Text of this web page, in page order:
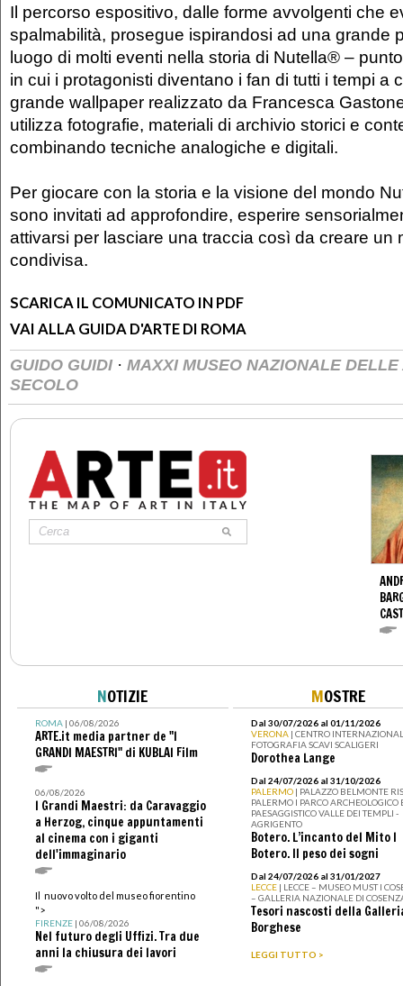
Il percorso espositivo, dalle forme avvolgenti che
spalmabilità, prosegue ispirandosi ad una grande
luogo di molti eventi nella storia di Nutella® –
in cui i protagonisti diventano i fan di tutti i tempi a
grande wallpaper realizzato da Francesca
utilizza fotografie, materiali di archivio storici e
combinando tecniche analogiche e digitali.
Per giocare con la storia e la visione del mondo
sono invitati ad approfondire, esperire
attivarsi per lasciare una traccia così da creare un
condivisa.
SCARICA IL COMUNICATO IN PDF
VAI ALLA GUIDA D'ARTE DI ROMA
GUIDO GUIDI · MAXXI MUSEO NAZIONALE
SECOLO
NOTIZIE
ROMA| 06/08/2026
ARTE.it media partner de "I
GRANDI MAESTRI" di KUBLAI Film
06/08/2026
I Grandi Maestri: da Caravaggio
a Herzog, cinque appuntamenti
al cinema con i giganti
dell'immaginario
Il nuovo volto del museo fiorentino
">
FIRENZE| 06/08/2026
Nel futuro degli Uffizi. Tra due
anni la chiusura dei lavori
MOSTRE
Dal 30/07/2026 al 01/11/2026
VERONA | CENTRO
FOTOGRAFIA SCAVI SCALIGERI
Dorothea Lange
Dal 24/07/2026 al 31/10/2026
PALERMO | PALAZZO BELMONTE
PALERMO I PARCO ARCHEOLOGICO
PAESAGGISTICO VALLE DEI TEMPLI -
AGRIGENTO
Botero. L’incanto del Mito I
Botero. Il peso dei sogni
Dal 24/07/2026 al 31/01/2027
LECCE | LECCE – MUSEO MUST I
– GALLERIA NAZIONALE DI
Tesori nascosti della
Borghese
LEGGI TUTTO >